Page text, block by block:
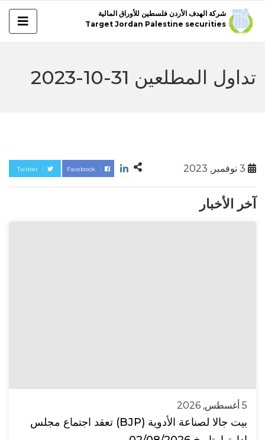
شركة الهدف الأردن فلسطين للأوراق المالية
Target Jordan Palestine securities
تداول المطلعين 31-10-2023
Twitter Facebook
آخر الأخبار
5 أغسطس, 2026
بيت جالا لصناعة الأدوية (BJP) تعقد اجتماع مجلس